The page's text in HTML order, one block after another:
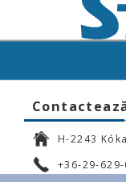
H-2243
+36-29-